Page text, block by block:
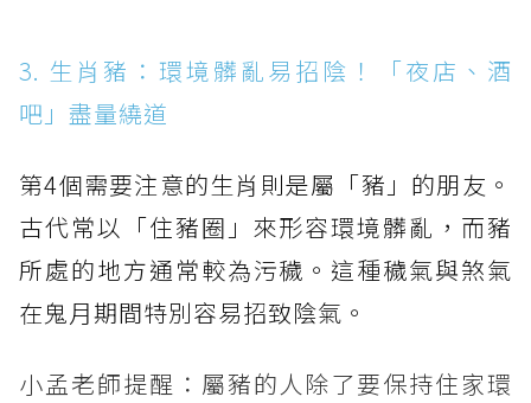
3. 生肖豬：環境髒亂易招陰！「夜店、酒
吧」盡量繞道
第4個需要注意的生肖則是屬「豬」的朋友。
古代常以「住豬圈」來形容環境髒亂，而豬
所處的地方通常較為污穢。這種穢氣與煞氣
在鬼月期間特別容易招致陰氣。
小孟老師提醒：屬豬的人除了要保持住家環